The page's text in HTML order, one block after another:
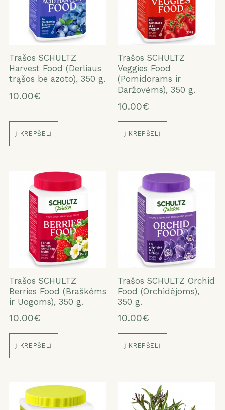
ATŠAUKTI TAIP
Trašos SCHULTZ
Harvest Food (Derliaus
trąšos be azoto), 350 g.
10.00€
Į KREPŠELĮ
Trašos SCHULTZ
Veggies Food
(Pomidorams ir
Daržovėms), 350 g.
10.00€
Į KREPŠELĮ
Trašos SCHULTZ
Berries Food (Braškėms
ir Uogoms), 350 g.
10.00€
Į KREPŠELĮ
Trašos SCHULTZ Orchid
Food (Orchidėjoms),
350 g.
10.00€
Į KREPŠELĮ